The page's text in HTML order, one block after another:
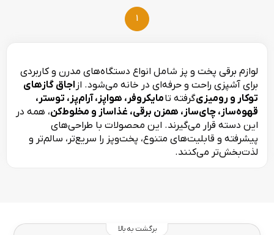
1
لوازم برقی پخت و پز شامل انواع دستگاه‌های مدرن و کاربردی
برای آشپزی راحت و حرفه‌ای در خانه می‌شود. از اجاق گازهای
توکار و رومیزیگرفته تامایکروفر، هواپز، آرام‌پز، توستر،
قهوه‌ساز، چای‌ساز، همزن برقی، غذاساز و مخلوط‌کن، همه در
این دسته قرار می‌گیرند. این محصولات با طراحی‌های
پیشرفته و قابلیت‌های متنوع، پخت‌وپز را سریع‌تر، سالم‌تر و
لذت‌بخش‌تر می‌کنند.
برگشت به بالا